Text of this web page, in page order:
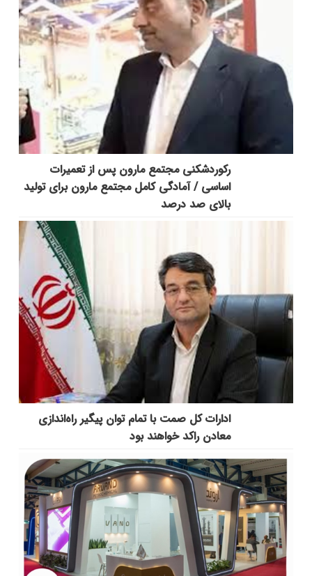
رکوردشکنی مجتمع مارون پس از تعمیرات
اساسی / آمادگی کامل مجتمع مارون برای تولید
بالای صد درصد
ادارات کل صمت با تمام توان پیگیر راه‌اندازی
معادن راکد خواهند بود